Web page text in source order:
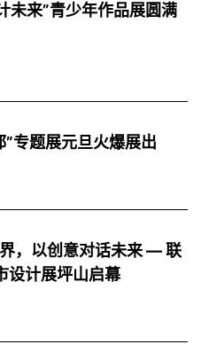
未来”青少年作品展圆满
专题展元旦火爆展出
，以创意对话未来 — 联
设计展坪山启幕